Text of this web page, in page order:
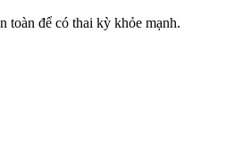
toàn để có thai kỳ khỏe mạnh.